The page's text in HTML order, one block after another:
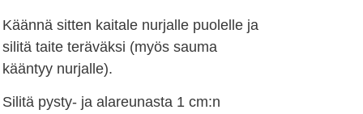
Käännä sitten kaitale nurjalle puolelle ja
silitä taite teräväksi (myös sauma
kääntyy nurjalle).
Silitä pysty- ja alareunasta 1 cm:n